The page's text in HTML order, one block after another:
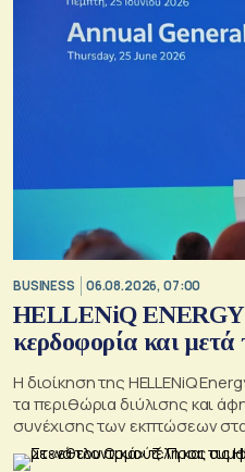
BUSINESS 06.08.2026, 07:00
HELLENiQ ENERGY:
κερδοφορία και μετά
Η διοίκηση της HELLENiQ
τα περιθώρια διύλισης και
συνέχισης των εκπτώσεων
γεωτρύπανο θα μπει το 2027